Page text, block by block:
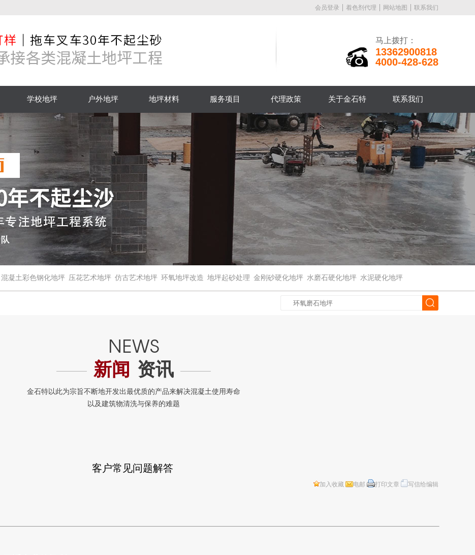
会员登录 着色剂代理 网站地图 联系我们
马上拨打：
13362900818
4000-428-628
学校地坪 户外地坪 地坪材料 服务项目 代理政策 关于金石特 联系我们
混凝土彩色钢化地坪 压花艺术地坪 仿古艺术地坪 环氧地坪改造 地坪起砂处理 金刚砂硬化地坪 水磨石硬化地坪 水泥硬化地坪
新闻 资讯
客户常见问题解答
加入收藏 电邮 打印文章 写信给编辑